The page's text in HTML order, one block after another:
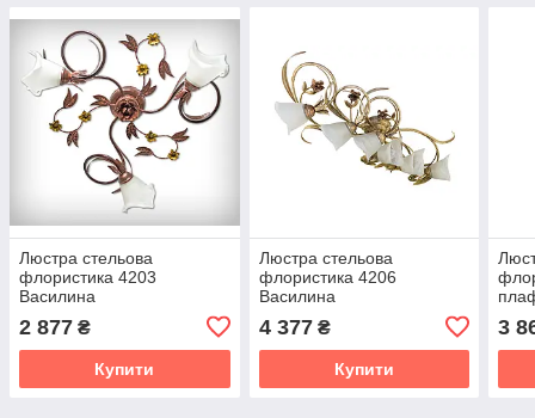
Люстра стельова
флористика 4203
Василина
2 877 ₴
Купити
Люстра стельова
флористика 4206
Василина
4 377₴
Купити
3